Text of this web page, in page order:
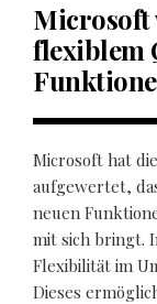
Microsoft
flexiblem
Microsoft hat
aufgewertet,
neuen
mit sich bringt.
Flexibilität im
Dieses